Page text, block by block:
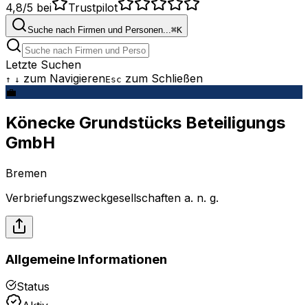
4,8/5 bei Trustpilot
Suche nach Firmen und Personen...⌘K
Letzte Suchen
↑ ↓ zum NavigierenEsc zum Schließen
💼
Könecke Grundstücks Beteiligungs
GmbH
Bremen
Verbriefungszweckgesellschaften a. n. g.
Allgemeine Informationen
Status